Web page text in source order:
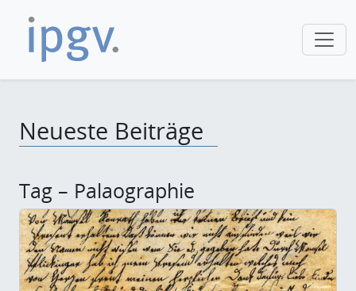
Neueste Beiträge
Tag – Palaographie